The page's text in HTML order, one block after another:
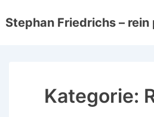
Zum
Stephan Friedrichs –
Kategorie: